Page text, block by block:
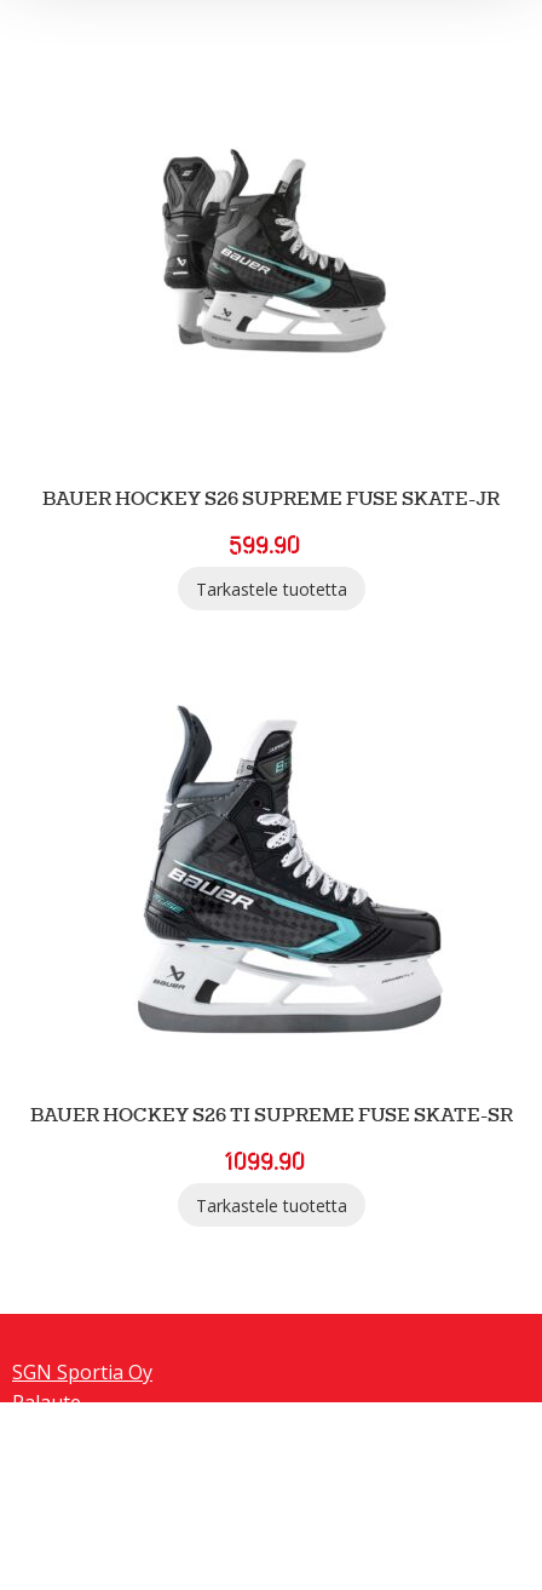
BAUER HOCKEY S26 SUPREME FUSE SKATE-JR
599.90
Tarkastele tuotetta
BAUER HOCKEY S26 TI SUPREME FUSE SKATE-SR
1099.90
Tarkastele tuotetta
SGN Sportia Oy
Palaute